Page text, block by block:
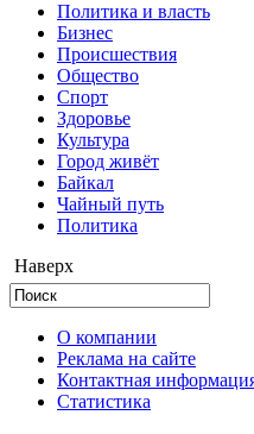
Политика и власть
Бизнес
Происшествия
Общество
Cпорт
Здоровье
Культура
Город живёт
Байкал
Чайный путь
Политика
Наверх
О компании
Реклама на сайте
Контактная
Статистика